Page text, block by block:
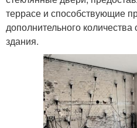
террасе и способствующие
дополнительного количества
здания.